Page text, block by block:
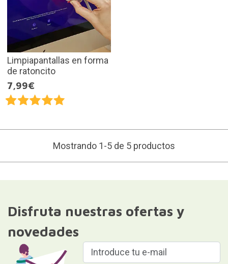
Limpiapantallas en forma
de ratoncito
7,99€
Mostrando 1-5 de 5 productos
Disfruta nuestras ofertas y
novedades